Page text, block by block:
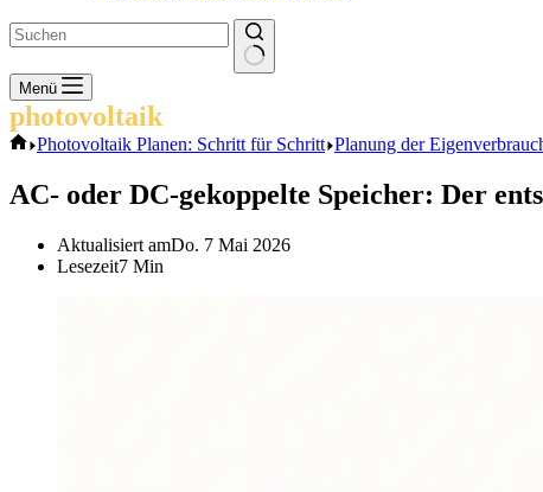
Keine
Ergebnisse
Menü
photovoltaik
Start
Photovoltaik Planen: Schritt für Schritt Planung der
AC- oder DC-gekoppelte Speicher: Der
Aktualisiert amDo. 7 Mai 2026
Lesezeit7 Min